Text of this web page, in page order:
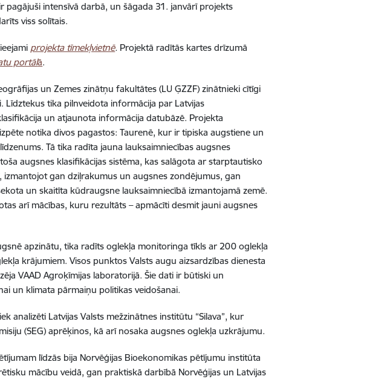
intensīvā darbā, un šāgada 31. janvārī projekts
viss solītais.
projekta tīmekļvietnē. Projektā radītās kartes drīzumā
portālā.
un Zemes zinātņu fakultātes (LU ĢZZF) zinātnieki cītīgi
Līdztekus tika pilnveidota informācija par Latvijas
un atjaunota informācija datubāzē. Projekta
notika divos pagastos: Taurenē, kur ir tipiska augstiene un
Tā tika radīta jauna lauksaimniecības augsnes
augsnes klasifikācijas sistēma, kas salāgota ar starptautisko
izmantojot gan dziļrakumus un augsnes zondējumus, gan
un skaitīta kūdraugsne lauksaimniecībā izmantojamā zemē.
arī mācības, kuru rezultāts – apmācīti desmit jauni augsnes
apzinātu, tika radīts oglekļa monitoringa tīkls ar 200 oglekļa
krājumiem. Visos punktos Valsts augu aizsardzības dienesta
VAAD Agroķīmijas laboratorijā. Šie dati ir būtiski un
un klimata pārmaiņu politikas veidošanai.
analizēti Latvijas Valsts mežzinātnes institūtu “Silava”, kur
(SEG) aprēķinos, kā arī nosaka augsnes oglekļa uzkrājumu.
līdzās bija Norvēģijas Bioekonomikas pētījumu institūta
mācību veidā, gan praktiskā darbībā Norvēģijas un Latvijas